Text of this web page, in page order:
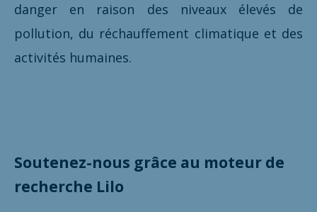
danger en raison des niveaux élevés de
pollution, du réchauffement climatique et des
activités humaines.
Soutenez-nous grâce au moteur de
recherche Lilo